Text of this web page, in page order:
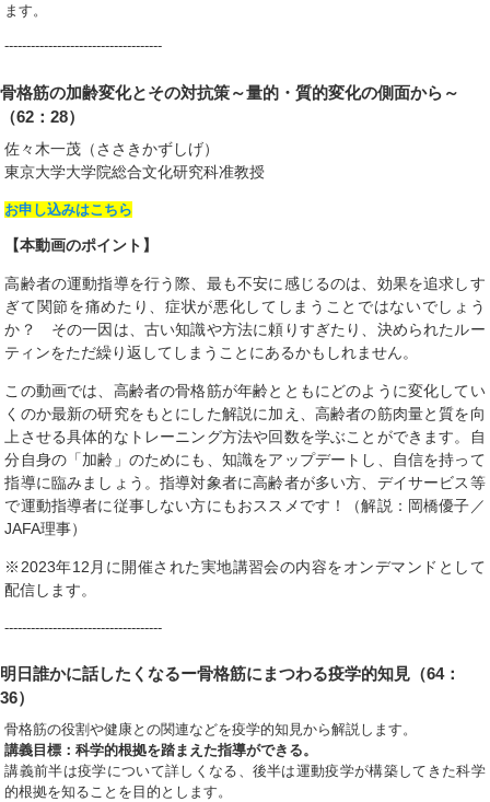
ます。
------------------------------------
骨格筋の加齢変化とその対抗策～量的・質的変化の側面から～
（62：28）
佐々木一茂（ささきかずしげ）
東京大学大学院総合文化研究科准教授
お申し込みはこちら
【本動画のポイント】
高齢者の運動指導を行う際、最も不安に感じるのは、効果を追求しす
ぎて関節を痛めたり、症状が悪化してしまうことではないでしょう
か？ その一因は、古い知識や方法に頼りすぎたり、決められたルー
ティンをただ繰り返してしまうことにあるかもしれません。
この動画では、高齢者の骨格筋が年齢とともにどのように変化してい
くのか最新の研究をもとにした解説に加え、高齢者の筋肉量と質を向
上させる具体的なトレーニング方法や回数を学ぶことができます。自
分自身の「加齢」のためにも、知識をアップデートし、自信を持って
指導に臨みましょう。指導対象者に高齢者が多い方、デイサービス等
で運動指導者に従事しない方にもおススメです！（解説：岡橋優子／
JAFA理事）
※2023年12月に開催された実地講習会の内容をオンデマンドとして
配信します。
------------------------------------
明日誰かに話したくなるー骨格筋にまつわる疫学的知見（64：
36）
骨格筋の役割や健康との関連などを疫学的知見から解説します。
講義目標：科学的根拠を踏まえた指導ができる。
講義前半は疫学について詳しくなる、後半は運動疫学が構築してきた科学
的根拠を知ることを目的とします。